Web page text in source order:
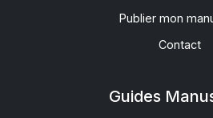
Publier mon
Contact
Guides